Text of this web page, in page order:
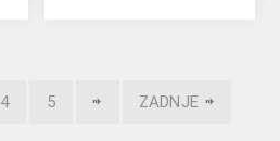
4 5 ZADNJE